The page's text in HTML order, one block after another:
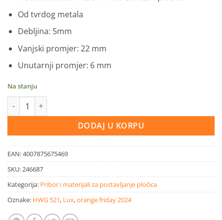
Od tvrdog metala
Debljina: 5mm
Vanjski promjer: 22 mm
Unutarnji promjer: 6 mm
Na stanju
LUX zamjenski nož za rezač pločica Classic 5 mm x Ø 22 mm
DODAJ U KORPU
EAN:4007875675469
SKU:246687
Kategorija: Pribor i materijali za postavljanje pločica
Oznake: HWG 521, Lux,orange friday 2024